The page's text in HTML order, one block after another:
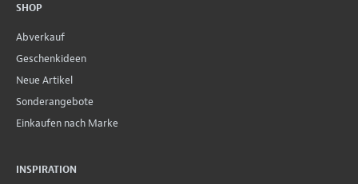
SHOP
Abverkauf
Geschenkideen
Neue Artikel
Sonderangebote
Einkaufen nach Marke
INSPIRATION